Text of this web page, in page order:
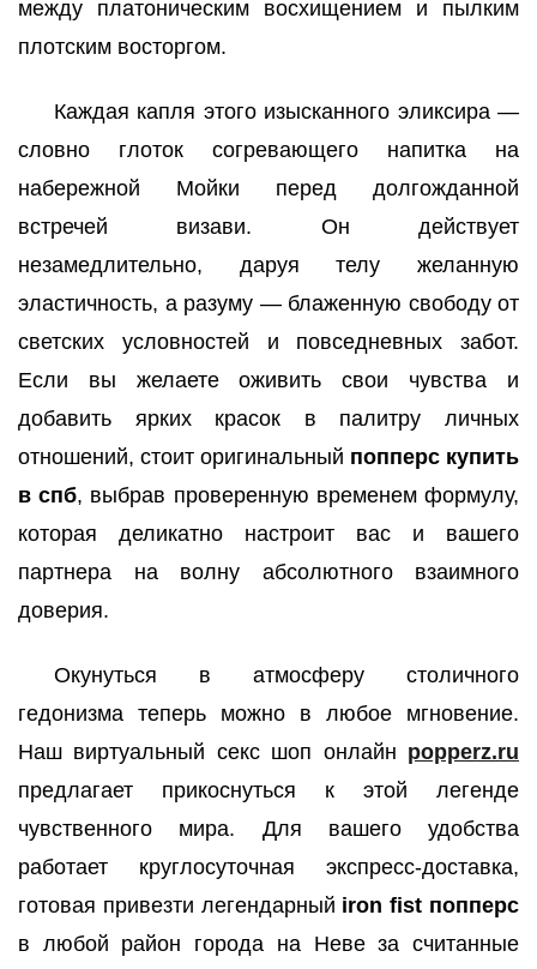
между платоническим восхищением и пылким
плотским восторгом.
Каждая капля этого изысканного эликсира —
словно глоток согревающего напитка на
набережной Мойки перед долгожданной
встречей визави. Он действует
незамедлительно, даруя телу желанную
эластичность, а разуму — блаженную свободу от
светских условностей и повседневных забот.
Если вы желаете оживить свои чувства и
добавить ярких красок в палитру личных
отношений, стоит оригинальный попперс купить
в спб, выбрав проверенную временем формулу,
которая деликатно настроит вас и вашего
партнера на волну абсолютного взаимного
доверия.
Окунуться в атмосферу столичного
гедонизма теперь можно в любое мгновение.
Наш виртуальный секс шоп онлайн popperz.ru
предлагает прикоснуться к этой легенде
чувственного мира. Для вашего удобства
работает круглосуточная экспресс-доставка,
готовая привезти легендарный iron fist попперс
в любой район города на Неве за считанные